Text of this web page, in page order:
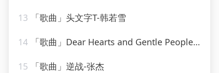
13 「歌曲」头文字T-韩若雪
14 「歌曲」Dear Hearts and Gentle People-Bing Crosby
15 「歌曲」逆战-张杰